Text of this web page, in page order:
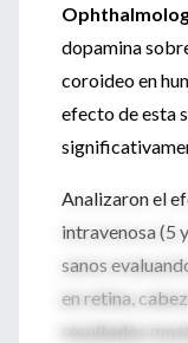
dopamina
coroideo en
efecto de esta
Analizaron el
intravenosa (5
sanos
en retina,
resultados